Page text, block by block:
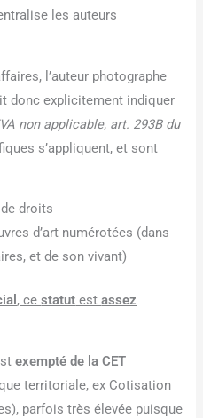
les auteurs
l’auteur photographe
donc explicitement indiquer
non applicable, art. 293B du
s’appliquent, et sont
droits
d’art numérotées (dans
et de son vivant)
, cestatut estassez
exempté de la CET
territoriale, ex Cotisation
parfois très élevée puisque